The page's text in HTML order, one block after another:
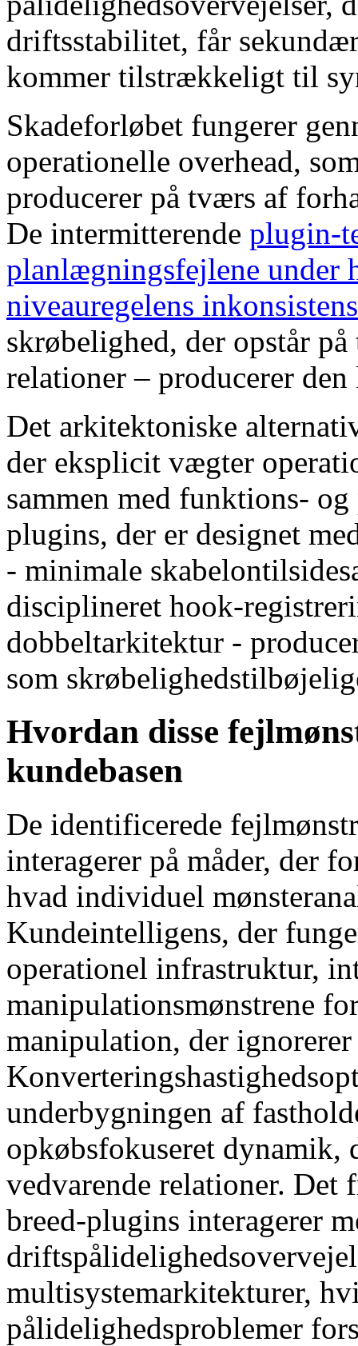
driftsstabilitet, får
kommer tilstrækkeligt til
Skadeforløbet fungerer
operationelle overhead,
producerer på tværs af
De intermitterende plugin-
planlægningsfejlene under
niveauregelens inkonsistens
skrøbelighed, der opstår
relationer – producerer
Det arkitektoniske
der eksplicit vægter
sammen med funktions-
plugins, der er designet
- minimale
disciplineret hook-
dobbeltarkitektur -
som
Hvordan disse
kundebasen
De identificerede
interagerer på måder, der
hvad individuel
Kundeintelligens, der
operationel infrastruktur,
manipulationsmønstrene
manipulation, der
underbygningen af
opkøbsfokuseret
vedvarende relationer. Det
breed-plugins interagerer
multisystemarkitekturer,
pålidelighedsproblemer